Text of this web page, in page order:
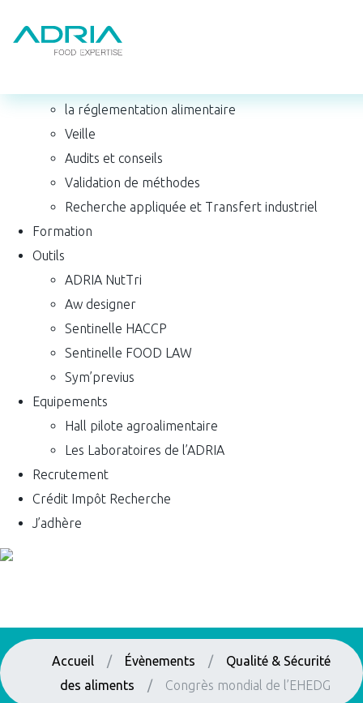
Domaines d’expertise
Gestion & Maîtrise des risques microbiologiques
la réglementation alimentaire
Veille
Audits et conseils
Validation de méthodes
Recherche appliquée et Transfert industriel
Formation
Outils
ADRIA NutTri
Aw designer
Sentinelle HACCP
Sentinelle FOOD LAW
Sym’previus
Equipements
Hall pilote agroalimentaire
Les Laboratoires de l’ADRIA
Recrutement
Crédit Impôt Recherche
J’adhère
Accueil / Évènements /
Qualité & Sécurité
des aliments
/ Congrès mondial de l’EHEDG
Qualité & Sécurité des aliments